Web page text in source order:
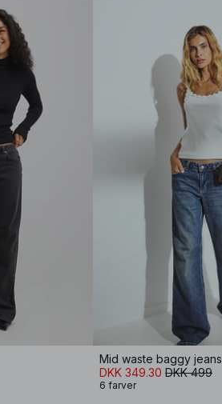
Mid waste baggy jeans
DKK 349.30 DKK 499
6 farver